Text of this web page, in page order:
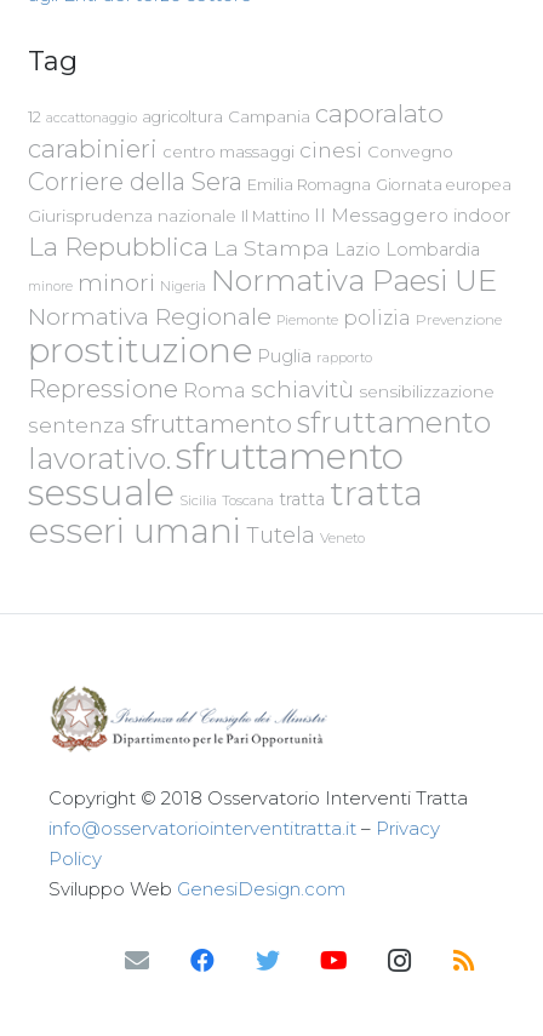
Tag
12 accattonaggio agricoltura Campania caporalato
carabinieri centro massaggi cinesi Convegno
Corriere della Sera Emilia Romagna Giornata europea
Giurisprudenza nazionale Il Mattino Il Messaggero indoor
La Repubblica La Stampa Lazio Lombardia
minore minori Nigeria Normativa Paesi UE
Normativa Regionale Piemonte polizia Prevenzione
prostituzione Puglia rapporto
Repressione Roma schiavitù sensibilizzazione
sentenza sfruttamento sfruttamento
lavorativo.sfruttamento
sessuale Sicilia Toscana tratta tratta
esseri umani Tutela Veneto
Copyright © 2018 Osservatorio Interventi Tratta
info@osservatoriointerventitratta.it – Privacy
Policy
Sviluppo Web GenesiDesign.com